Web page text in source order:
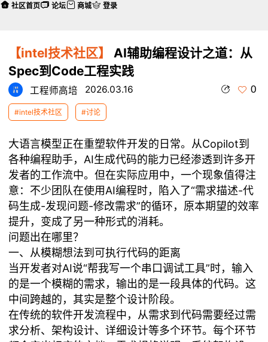
【intel技术社区】
AI辅助编程设计之道：从
Spec到Code工程实践
工程师高培 2026.03.16 0
#intel技术社区 #讨论
大语言模型正在重塑软件开发的日常。从Copilot到
各种编程助手，AI生成代码的能力已经渗透到许多开
发者的工作流中。但在实际应用中，一个现象值得注
意：不少团队在使用AI编程时，陷入了“需求描述-代
码生成-发现问题-修改需求”的循环，原本期望的效率
提升，变成了另一种形式的消耗。
问题出在哪里？
一、从模糊想法到可执行代码的距离
当开发者对AI说“帮我写一个串口调试工具”时，输入
的是一个模糊的需求，输出的是一段具体的代码。这
中间跨越的，其实是整个设计阶段。
在传统的软件开发流程中，从需求到代码需要经过需
求分析、架构设计、详细设计等多个环节。每个环节
社区首页 论坛 商城 登录